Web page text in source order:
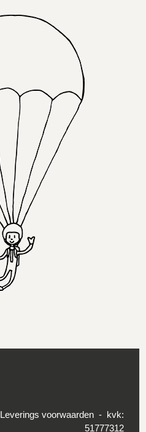
Leverings voorwaarden
kvk:
51777312